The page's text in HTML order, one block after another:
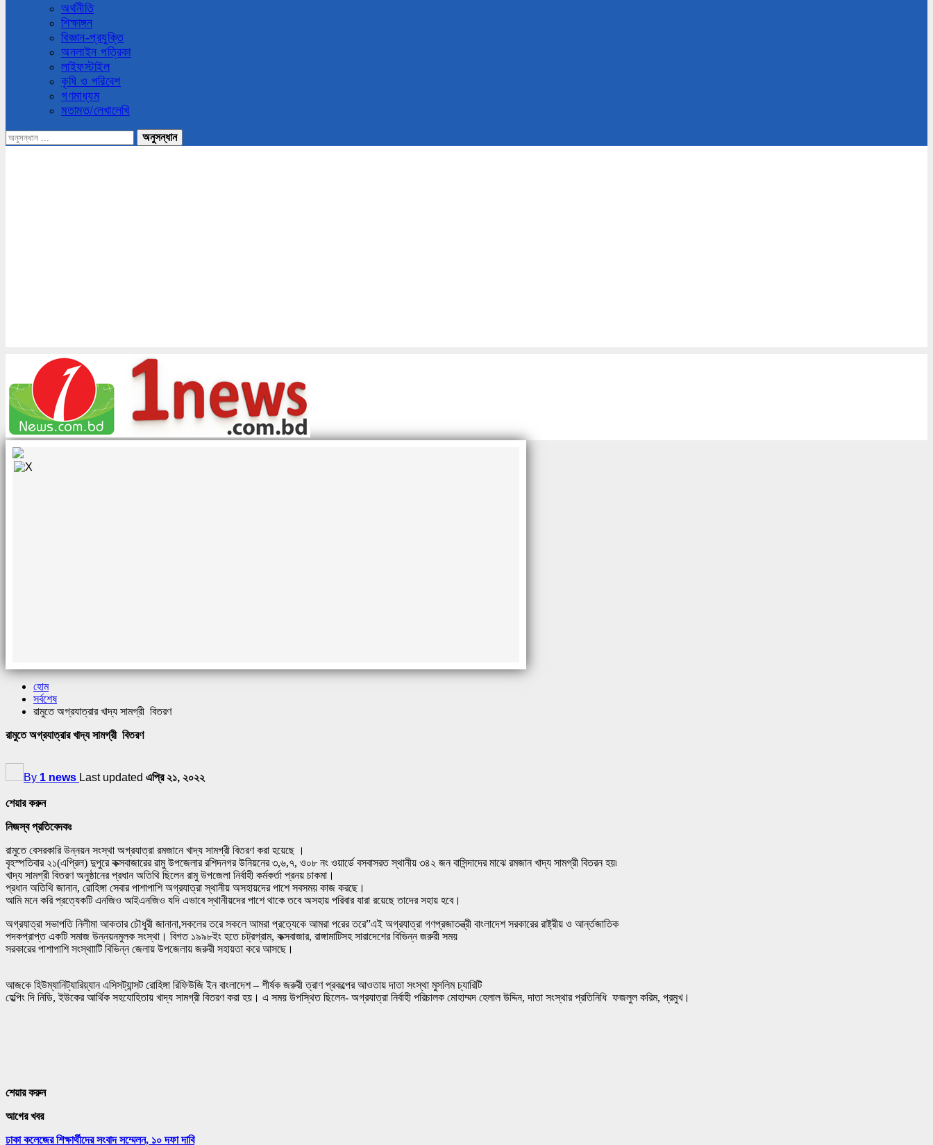
অর্থনীতি
শিক্ষাঙ্গন
বিজ্ঞান-প্রযুক্তি
অনলাইন পত্রিকা
লাইফস্টাইল
কৃষি ও পরিবেশ
গণমাধ্যম
মতামত/লেখালেখি
হোম
সর্বশেষ
রামুতে অগ্রযাত্রার খাদ্য সামগ্রী বিতরণ
রামুতে অগ্রযাত্রার খাদ্য সামগ্রী বিতরণ
By 1 news Last updated এপ্রি ২১, ২০২২
শেয়ার করুন
নিজস্ব প্রতিবেদকঃ
রামুতে বেসরকারি উন্নয়ন সংস্থা অগ্রযাত্রা রমজানে খাদ্য সামগ্রী বিতরণ করা হয়েছে ।
বৃহস্পতিবার ২১(এপ্রিল) দুপুরে কক্সবাজারের রামু উপজেলার রশিদনগর উনিয়নের ৩,৬,৭, ও০৮ নং ওয়ার্ডে বসবাসরত স্থানীয় ৩৪২ জন বাসিন্দাদের মাঝে রমজান খাদ্য সামগ্রী বিতরন হয়৷
খাদ্য সামগ্রী বিতরণ অনুষ্ঠানের প্রধান অতিথি ছিলেন রামু উপজেলা নির্বাহী কর্মকর্তা প্রনয় চাকমা।
প্রধান অতিথি জানান, রোহিঙ্গা সেবার পাশাপাশি অগ্রযাত্রা স্থানীয় অসহায়দের পাশে সবসময় কাজ করছে।
আমি মনে করি প্রত্যেকটি এনজিও আইএনজিও যদি এভাবে স্থানীয়দের পাশে থাকে তবে অসহায় পরিবার যারা রয়েছে তাদের সহায় হবে।
অগ্রযাত্রা সভাপতি নিলীমা আকতার চৌধুরী জানানা,সকলের তরে সকলে আমরা প্রত্যেকে আমরা পরের তরে”এই অগ্রযাত্রা গণপ্রজাতন্ত্রী বাংলাদেশ সরকারের রাষ্ট্রীয় ও আর্ন্তজাতিক
পদকপ্রাপ্ত একটি সমাজ উন্নয়নমুলক সংস্থা। বিগত ১৯৯৮ইং হতে চট্রগ্রাম, কক্সবাজার, রাঙ্গামাটিসহ সারাদেশের বিভিন্ন জরুরী সময়
সরকারের পাশাপাশি সংস্থাাটি বিভিন্ন জেলায় উপজেলায় জরুরী সহায়তা করে আসছে।
আজকে হিউম্যানিট্যারিয়্যান এসিসট্যান্সট রোহিঙ্গা রিফিউজি ইন বাংলাদেশ – শীর্ষক জরুরী ত্রাণ প্রকল্পের আওতায় দাতা সংস্থা মুসলিম চ্যারিটি
হেল্পিং দি নিডি, ইউকের আর্থিক সহযোহিতায় খাদ্য সামগ্রী বিতরণ করা হয়। এ সময় উপস্থিত ছিলেন- অগ্রযাত্রা নির্বাহী পরিচালক মোহাম্মদ হেলাল উদ্দিন, দাতা সংস্থার প্রতিনিধি ফজলুল করিম, প্রমুখ।
শেয়ার করুন
আগের খবর
ঢাকা কলেজের শিক্ষার্থীদের সংবাদ সম্মেলন, ১০ দফা দাবি